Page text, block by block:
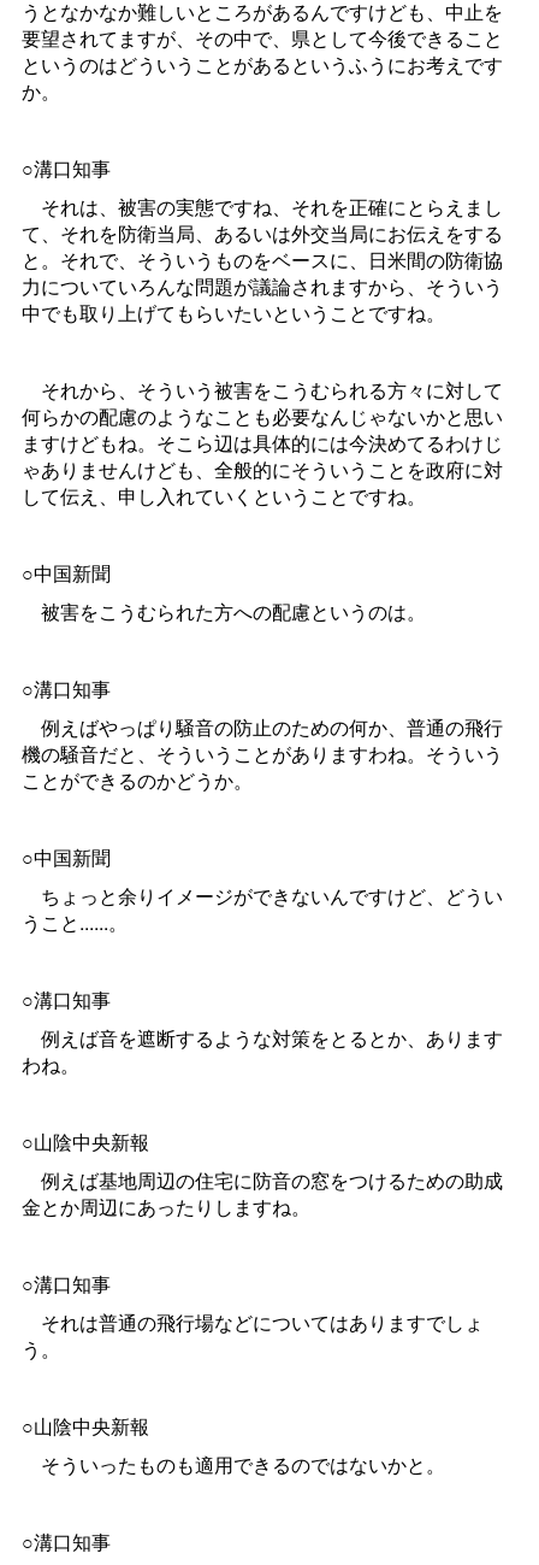
うとなかなか難しいところがあるんですけども、中止を
要望されてますが、その中で、県として今後できること
というのはどういうことがあるというふうにお考えです
か。
○溝口知事
それは、被害の実態ですね、それを正確にとらえまし
て、それを防衛当局、あるいは外交当局にお伝えをする
と。それで、そういうものをベースに、日米間の防衛協
力についていろんな問題が議論されますから、そういう
中でも取り上げてもらいたいということですね。
それから、そういう被害をこうむられる方々に対して
何らかの配慮のようなことも必要なんじゃないかと思い
ますけどもね。そこら辺は具体的には今決めてるわけじ
ゃありませんけども、全般的にそういうことを政府に対
して伝え、申し入れていくということですね。
○中国新聞
被害をこうむられた方への配慮というのは。
○溝口知事
例えばやっぱり騒音の防止のための何か、普通の飛行
機の騒音だと、そういうことがありますわね。そういう
ことができるのかどうか。
○中国新聞
ちょっと余りイメージができないんですけど、どうい
うこと......。
○溝口知事
例えば音を遮断するような対策をとるとか、あります
わね。
○山陰中央新報
例えば基地周辺の住宅に防音の窓をつけるための助成
金とか周辺にあったりしますね。
○溝口知事
それは普通の飛行場などについてはありますでしょ
う。
○山陰中央新報
そういったものも適用できるのではないかと。
○溝口知事